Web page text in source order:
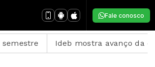
Fale conosco
Ideb mostra avanço da educação